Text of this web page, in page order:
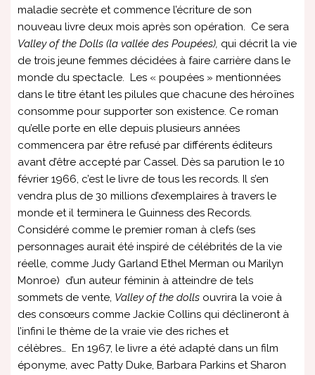
maladie secrète et commence l’écriture de son
nouveau livre deux mois après son opération. Ce sera
Valley of the Dolls (la vallée des Poupées), qui décrit la vie
de trois jeune femmes décidées à faire carrière dans le
monde du spectacle. Les « poupées » mentionnées
dans le titre étant les pilules que chacune des héroïnes
consomme pour supporter son existence. Ce roman
qu’elle porte en elle depuis plusieurs années
commencera par être refusé par différents éditeurs
avant d’être accepté par Cassel. Dès sa parution le 10
février 1966, c’est le livre de tous les records. Il s’en
vendra plus de 30 millions d’exemplaires à travers le
monde et il terminera le Guinness des Records.
Considéré comme le premier roman à clefs (ses
personnages aurait été inspiré de célébrités de la vie
réelle, comme Judy Garland Ethel Merman ou Marilyn
Monroe) d’un auteur féminin à atteindre de tels
sommets de vente, Valley of the dolls ouvrira la voie à
des consœurs comme Jackie Collins qui déclineront à
l’infini le thème de la vraie vie des riches et
célèbres… En 1967, le livre a été adapté dans un film
éponyme, avec Patty Duke, Barbara Parkins et Sharon